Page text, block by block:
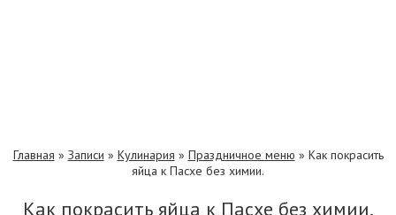
Главная » Записи » Кулинария » Праздничное меню » Как покрасить
яйца к Пасхе без химии.
Как покрасить яйца к Пасхе без химии.